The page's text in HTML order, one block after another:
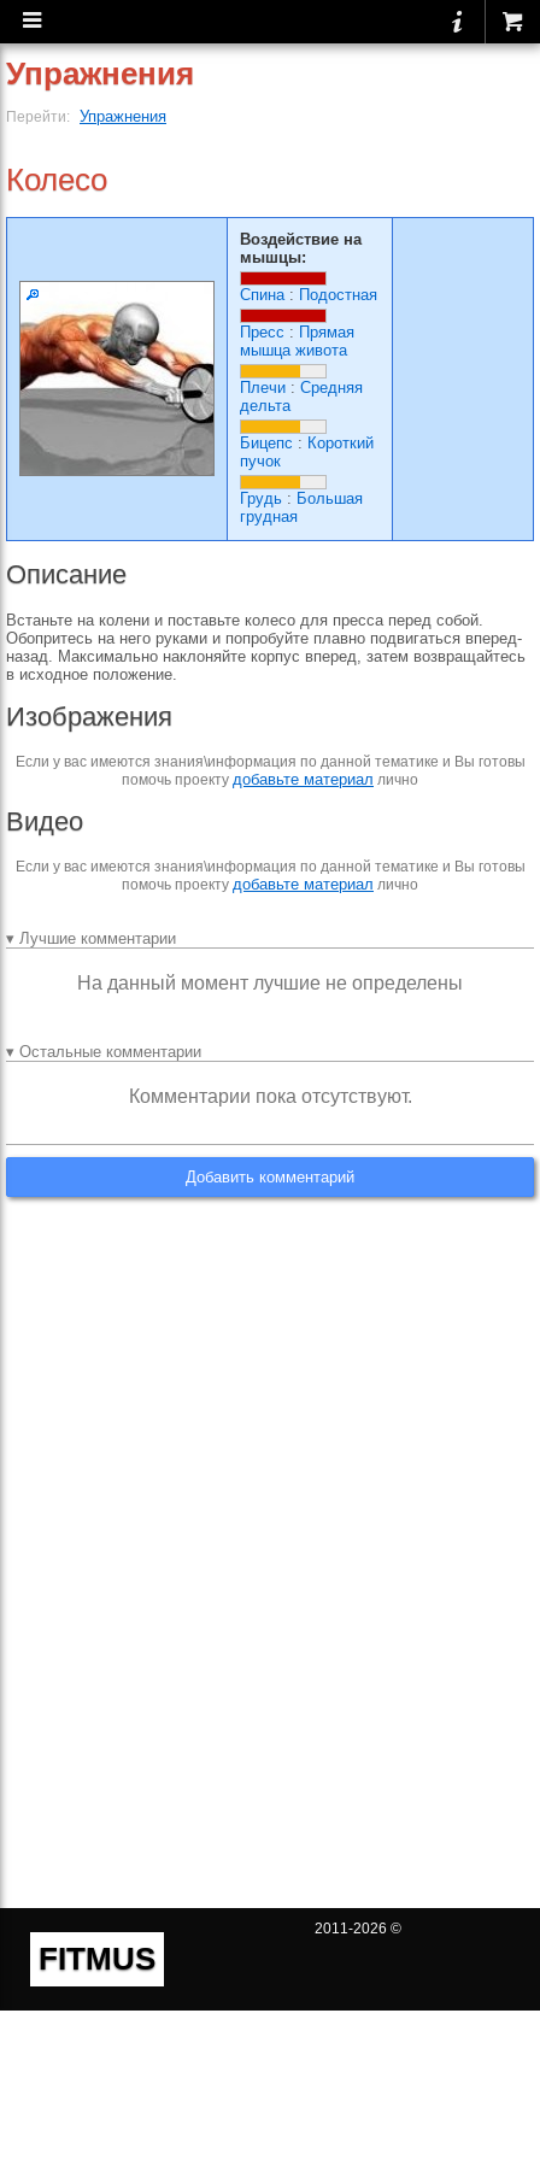
Упражнения
Перейти: Упражнения
Колесо
Воздействие на
мышцы:
Спина: Подостная
Пресс : Прямая
мышца живота
Плечи : Средняя
дельта
Бицепс : Короткий
пучок
Грудь : Большая
грудная
Описание
Встаньте на колени и поставьте колесо для пресса перед собой.
Обопритесь на него руками и попробуйте плавно подвигаться вперед-
назад. Максимально наклоняйте корпус вперед, затем возвращайтесь
в исходное положение.
Изображения
Если у вас имеются знания\информация по данной тематике и Вы готовы
помочь проекту добавьте материал лично
Видео
Если у вас имеются знания\информация по данной тематике и Вы готовы
помочь проекту добавьте материал лично
▾ Лучшие комментарии
На данный момент лучшие не определены
▾ Остальные комментарии
Комментарии пока отсутствуют.
Добавить комментарий
FITMUS
2011-2026 ©